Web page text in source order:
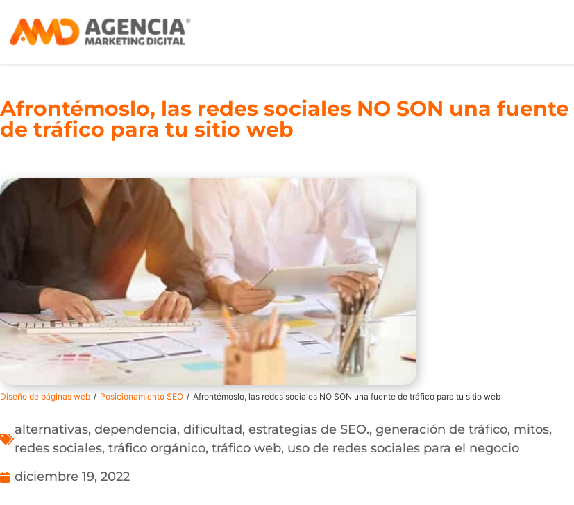
Afrontémoslo, las redes sociales NO SON una fuente
de tráfico para tu sitio web
Diseño de páginas web / Posicionamiento SEO / Afrontémoslo, las redes sociales NO SON una fuente de tráfico para tu sitio web
alternativas, dependencia, dificultad, estrategias de SEO., generación de tráfico, mitos,
redes sociales, tráfico orgánico, tráfico web, uso de redes sociales para el negocio
diciembre 19, 2022